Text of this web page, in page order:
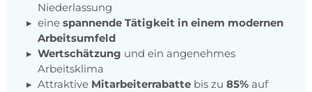
Niederlassung
eine spannende Tätigkeit in einem modernen
Arbeitsumfeld
Wertschätzung und ein angenehmes
Arbeitsklima
Attraktive Mitarbeiterrabatte bis zu 85% auf